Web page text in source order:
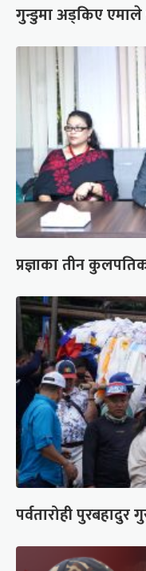
गुन्डुमा अड्किए एमाले
प्रज्ञाका तीन
पर्वतारोही